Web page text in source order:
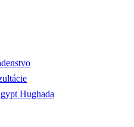
Hughada